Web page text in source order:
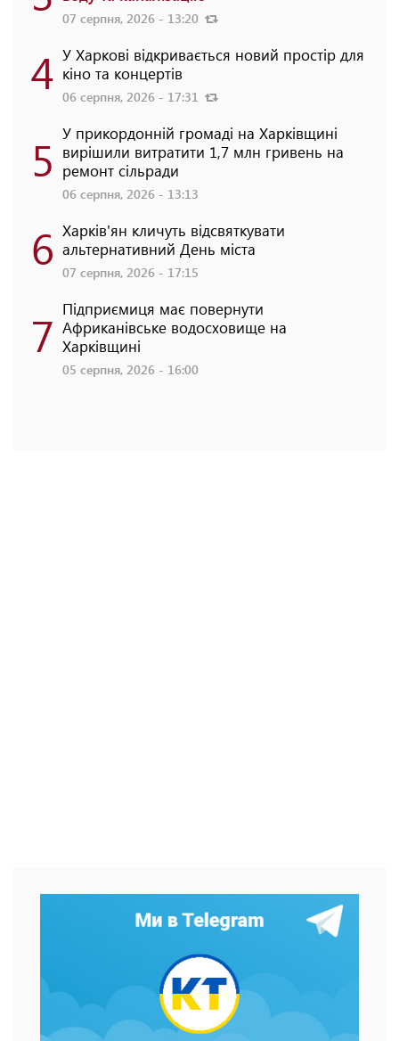
07 серпня, 2026 - 13:20
4 У Харкові відкривається новий простір для
кіно та концертів
06 серпня, 2026 - 17:31
5 У прикордонній громаді на Харківщині
вирішили витратити 1,7 млн гривень на
ремонт сільради
06 серпня, 2026 - 13:13
6 Харків'ян кличуть відсвяткувати
альтернативний День міста
07 серпня, 2026 - 17:15
7 Підприємиця має повернути
Африканівське водосховище на
Харківщині
05 серпня, 2026 - 16:00